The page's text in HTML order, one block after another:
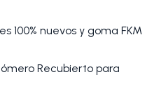
100% nuevos y goma FKM
Recubierto para